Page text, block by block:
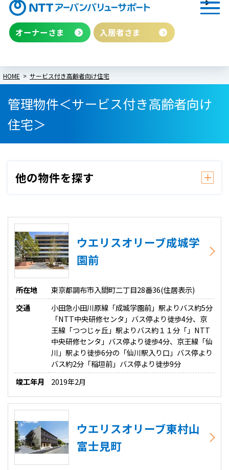
オーナーさま 入居者さま
HOME サービス付き高齢者向け住宅
管理物件＜サービス付き高齢者向け
住宅＞
ウエリスオリーブ成城学
園前
所在地
東京都調布市入間町二丁目28番36(住居表示)
交通
小田急小田川原線「成城学園前」駅よりバス約5分
「NTT中央研修センタ」バス停より徒歩4分、京
王線「つつじヶ丘」駅よりバス約１１分「」NTT
中央研修センタ」バス停より徒歩4分、京王線「仙
川」駅より徒歩6分の「仙川駅入り口」バス停より
バス約2分「稲垣前」バス停より徒歩9分
竣工年月
2019年2月
ウエリスオリーブ東村山
富士見町